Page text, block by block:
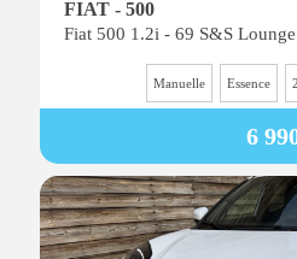
FIAT - 500
Fiat 500 1.2i - 69 S&S
Manuelle Essence
6